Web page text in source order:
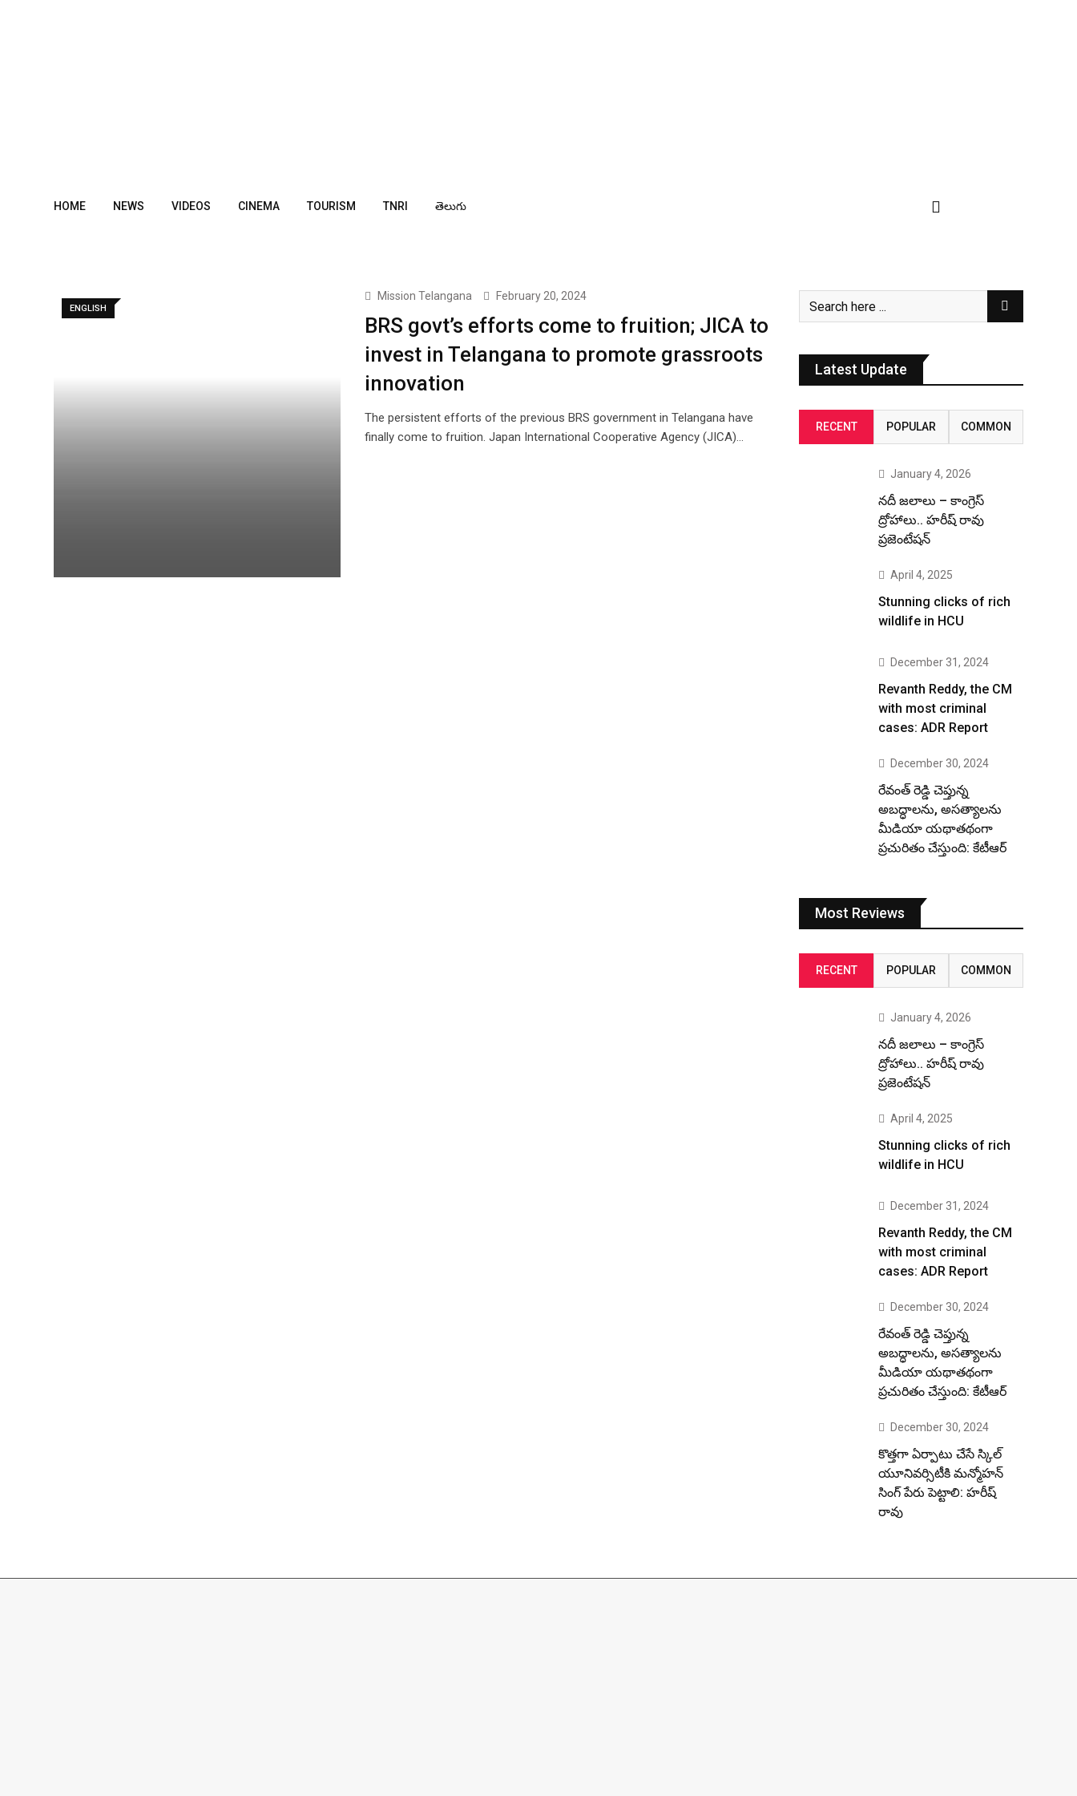
HOME NEWS VIDEOS CINEMA TOURISM TNRI తెలుగు
ENGLISH
Mission Telangana February 20, 2024
BRS govt’s efforts come to fruition; JICA to
invest in Telangana to promote grassroots
innovation
The persistent efforts of the previous BRS government in Telangana have
finally come to fruition. Japan International Cooperative Agency (JICA)…
Latest Update
RECENT POPULAR COMMON
January 4, 2026
నదీ జలాలు – కాంగ్రెస్
ద్రోహాలు.. హరీష్ రావు
ప్రజెంటేషన్
April 4, 2025
Stunning clicks of rich
wildlife in HCU
December 31, 2024
Revanth Reddy, the CM
with most criminal
cases: ADR Report
December 30, 2024
రేవంత్ రెడ్డి చెప్తున్న
అబద్ధాలను, అసత్యాలను
మీడియా యథాతథంగా
ప్రచురితం చేస్తుంది: కేటీఆర్
Most Reviews
RECENT POPULAR COMMON
January 4, 2026
నదీ జలాలు – కాంగ్రెస్
ద్రోహాలు.. హరీష్ రావు
ప్రజెంటేషన్
April 4, 2025
Stunning clicks of rich
wildlife in HCU
December 31, 2024
Revanth Reddy, the CM
with most criminal
cases: ADR Report
December 30, 2024
రేవంత్ రెడ్డి చెప్తున్న
అబద్ధాలను, అసత్యాలను
మీడియా యథాతథంగా
ప్రచురితం చేస్తుంది: కేటీఆర్
December 30, 2024
కొత్తగా ఏర్పాటు చేసే స్కిల్
యూనివర్సిటీకి మన్మోహన్
సింగ్ పేరు పెట్టాలి: హరీష్
రావు